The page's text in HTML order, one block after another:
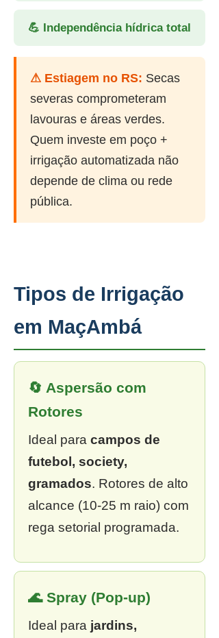
💪 Independência hídrica total
⚠ Estiagem no RS: Secas
severas comprometeram
lavouras e áreas verdes.
Quem investe em poço +
irrigação automatizada não
depende de clima ou rede
pública.
Tipos de Irrigação
em MaçAmbá
🔄 Aspersão com
Rotores
Ideal para campos de
futebol, society,
gramados. Rotores de alto
alcance (10-25 m raio) com
rega setorial programada.
🌊 Spray (Pop-up)
Ideal para jardins,